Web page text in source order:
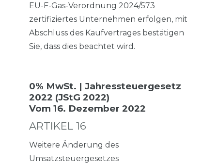
EU-F-Gas-Verordnung 2024/573
zertifiziertes Unternehmen erfolgen, mit
Abschluss des Kaufvertrages bestätigen
Sie, dass dies beachtet wird.
0% MwSt. | Jahressteuergesetz
2022 (JStG 2022)
Vom 16. Dezember 2022
ARTIKEL 16
Weitere Änderung des
Umsatzsteuergesetzes